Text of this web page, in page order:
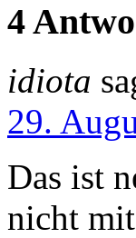
4
idiota
29.
Das ist
nicht